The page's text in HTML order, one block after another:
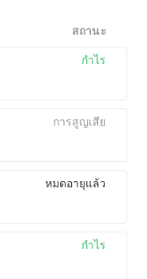
สถานะ
กำไร
การสูญเสีย
หมดอายุแล้ว
กำไร